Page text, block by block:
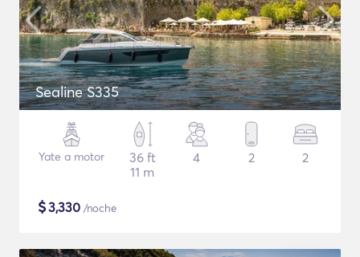
Sealine S335
Yate a motor
36 ft
11 m
4 2 2
$3,330 /noche